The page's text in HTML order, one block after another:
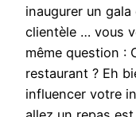
inaugurer un
clientèle … vous
même question :
restaurant ? Eh
influencer votre